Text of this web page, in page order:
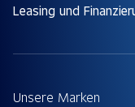
Leasing und
Unsere Marken